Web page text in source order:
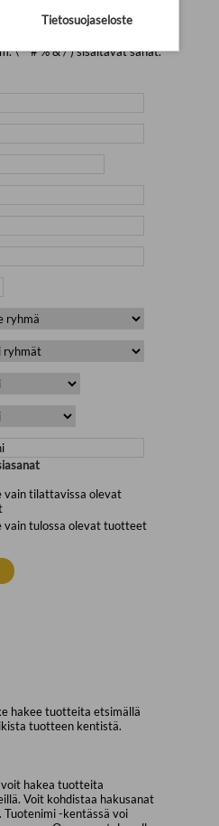
\' " # % & / ) sisältävät sanat.
vain tilattavissa olevat
vain tulossa olevat tuotteet
hakee tuotteita etsimällä
tuotteen kentistä.
hakea tuotteita
Voit kohdistaa hakusanat
-kentässä voi
Tietosuojaseloste